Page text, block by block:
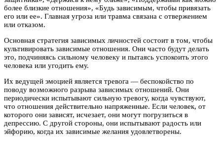
более близкие отношения», «Будь зависимым, чтобы привязать
его или ее». Главная угроза или травма связана с отвержением
или отказом.
Основная стратегия зависимых личностей состоит в том, чтобы
культивировать зависимые отношения. Они часто будут делать
это, подчиняясь сильному человеку и пытаясь успокоить этого
человека или угодить ему.
Их ведущей эмоцией является тревога — беспокойство по
поводу возможного разрыва зависимых отношений. Они
периодически испытывают сильную тревогу, когда чувствуют,
что отношения действительно напряженные. Если человек, от
которого они зависят, исчезает, они могут погрузиться в
депрессию. С другой стороны, они испытывают радость или
эйфорию, когда их зависимые желания удовлетворены.